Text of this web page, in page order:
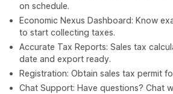
on schedule.
Economic Nexus Dashboard: Know
to start collecting taxes.
Accurate Tax Reports: Sales tax
date and export ready.
Registration: Obtain sales tax permit
Chat Support: Have questions? Chat